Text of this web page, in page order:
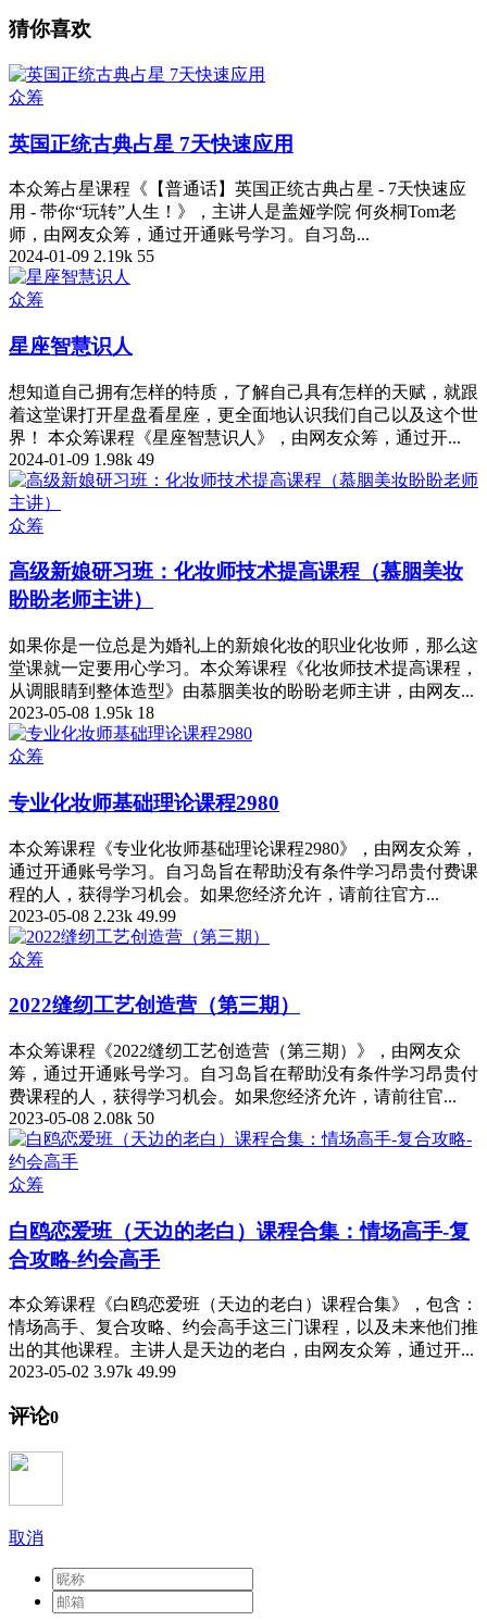
猜你喜欢
众筹
英国正统古典占星 7天快速应用
本众筹占星课程《【普通话】英国正统古典占星 - 7天快速应
用 - 带你“玩转”人生！》，主讲人是盖娅学院 何炎桐Tom老
师，由网友众筹，通过开通账号学习。自习岛...
2024-01-09 2.19k 55
众筹
星座智慧识人
想知道自己拥有怎样的特质，了解自己具有怎样的天赋，就跟
着这堂课打开星盘看星座，更全面地认识我们自己以及这个世
界！ 本众筹课程《星座智慧识人》，由网友众筹，通过开...
2024-01-09 1.98k 49
众筹
高级新娘研习班：化妆师技术提高课程（慕胭美妆
盼盼老师主讲）
如果你是一位总是为婚礼上的新娘化妆的职业化妆师，那么这
堂课就一定要用心学习。本众筹课程《化妆师技术提高课程，
从调眼睛到整体造型》由慕胭美妆的盼盼老师主讲，由网友...
2023-05-08 1.95k 18
众筹
专业化妆师基础理论课程2980
本众筹课程《专业化妆师基础理论课程2980》，由网友众筹，
通过开通账号学习。自习岛旨在帮助没有条件学习昂贵付费课
程的人，获得学习机会。如果您经济允许，请前往官方...
2023-05-08 2.23k 49.99
众筹
2022缝纫工艺创造营（第三期）
本众筹课程《2022缝纫工艺创造营（第三期）》，由网友众
筹，通过开通账号学习。自习岛旨在帮助没有条件学习昂贵付
费课程的人，获得学习机会。如果您经济允许，请前往官...
2023-05-08 2.08k 50
众筹
白鸥恋爱班（天边的老白）课程合集：情场高手-复
合攻略-约会高手
本众筹课程《白鸥恋爱班（天边的老白）课程合集》，包含：
情场高手、复合攻略、约会高手这三门课程，以及未来他们推
出的其他课程。主讲人是天边的老白，由网友众筹，通过开...
2023-05-02 3.97k 49.99
评论0
取消